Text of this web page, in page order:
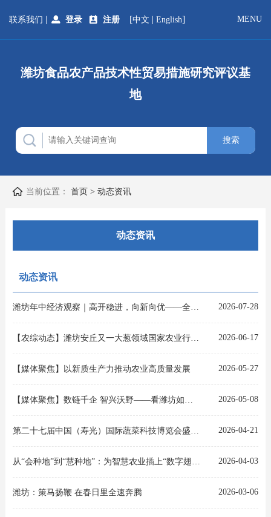
联系我们 | 登录 注册 [中文 | English] MENU
潍坊食品农产品技术性贸易措施研究评议基
地
当前位置： 首页 > 动态资讯
动态资讯
动态资讯
2026-07-28
潍坊年中经济观察｜高开稳进，向新向优——全市地区生产总值完成4320.5亿元、增长5.8%
2026-06-17
【农综动态】潍坊安丘又一大葱领域国家农业行业标准获批立项
2026-05-27
【媒体聚焦】以新质生产力推动农业高质量发展
2026-05-08
【媒体聚焦】数链千企 智兴沃野——看潍坊如何用“数”与“智”赋能农业全产业链升级
2026-04-21
第二十七届中国（寿光）国际蔬菜科技博览会盛大开幕
2026-04-03
从“会种地”到“慧种地”：为智慧农业插上“数字翅膀”
2026-03-06
潍坊：策马扬鞭 在春日里全速奔腾